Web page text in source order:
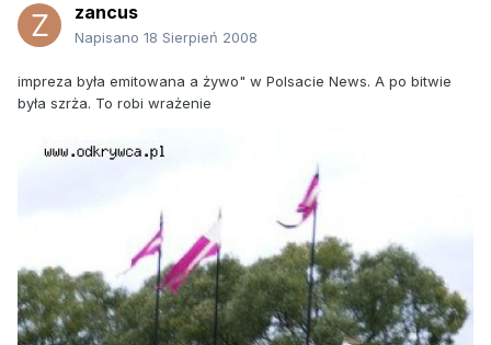
zancus
Napisano 18 Sierpień 2008
impreza była emitowana a żywo" w Polsacie News. A po bitwie
była szrża. To robi wrażenie